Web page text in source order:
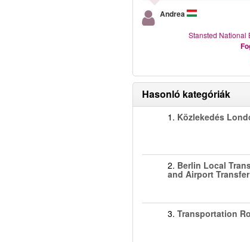
Andrea
Stansted National
Hasonló kategóriák
1. Közlekedés
2. Berlin Local
and Airport Transfer
3. Transportation